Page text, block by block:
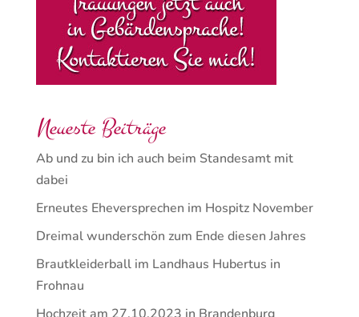
Neueste Beiträge
Ab und zu bin ich auch beim Standesamt mit
dabei
Erneutes Eheversprechen im Hospitz November
Dreimal wunderschön zum Ende diesen Jahres
Brautkleiderball im Landhaus Hubertus in
Frohnau